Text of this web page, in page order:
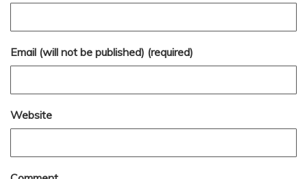
Email (will not be published) (required)
Website